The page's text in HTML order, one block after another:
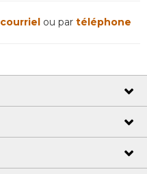
courriel ou par téléphone